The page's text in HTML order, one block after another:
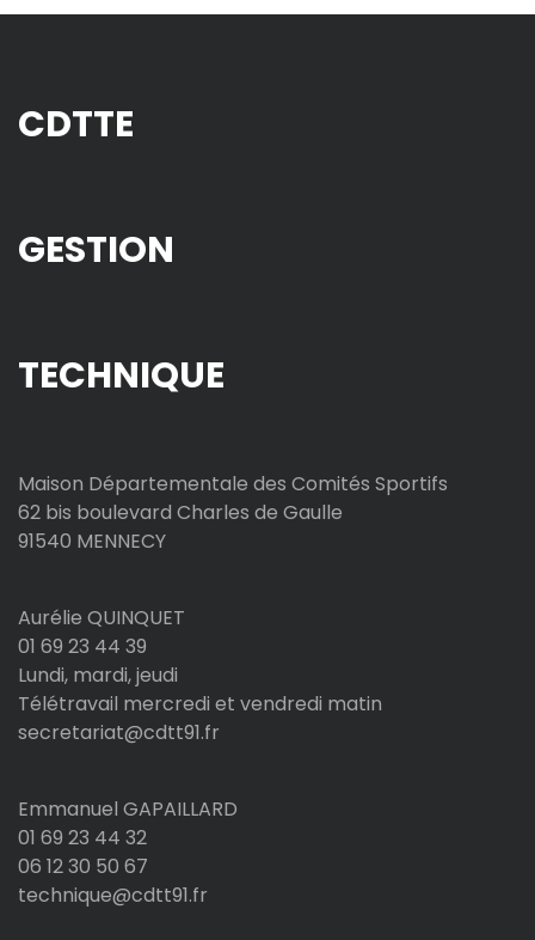
CDTTE
GESTION
TECHNIQUE
Maison Départementale des Comités Sportifs
62 bis boulevard Charles de Gaulle
91540 MENNECY
Aurélie QUINQUET
01 69 23 44 39
Lundi, mardi, jeudi
Télétravail mercredi et vendredi matin
secretariat@cdtt91.fr
Emmanuel GAPAILLARD
01 69 23 44 32
06 12 30 50 67
technique@cdtt91.fr